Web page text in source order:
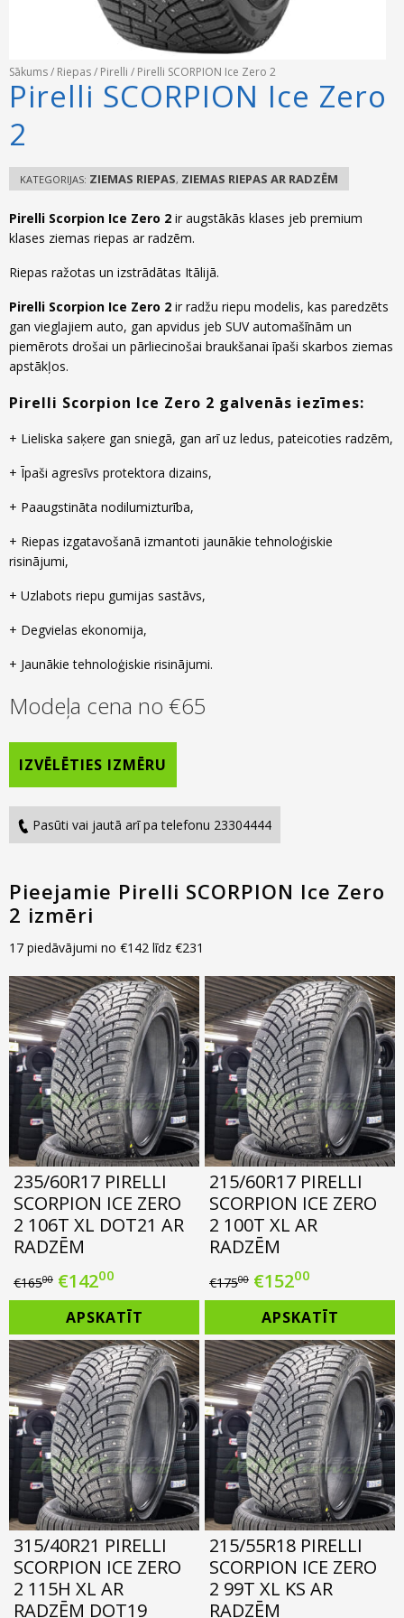
Sākums/ Riepas/ Pirelli / Pirelli SCORPION Ice Zero 2
Pirelli SCORPION Ice Zero
2
KATEGORIJAS: ZIEMAS RIEPAS, ZIEMAS RIEPAS AR RADZĒM
Pirelli Scorpion Ice Zero 2 ir augstākās klases jeb premium
klases ziemas riepas ar radzēm.
Riepas ražotas un izstrādātas Itālijā.
Pirelli Scorpion Ice Zero 2 ir radžu riepu modelis, kas paredzēts
gan vieglajiem auto, gan apvidus jeb SUV automašīnām un
piemērots drošai un pārliecinošai braukšanai īpaši skarbos ziemas
apstākļos.
Pirelli Scorpion Ice Zero 2 galvenās iezīmes:
+ Lieliska saķere gan sniegā, gan arī uz ledus, pateicoties radzēm,
+ Īpaši agresīvs protektora dizains,
+ Paaugstināta nodilumizturība,
+ Riepas izgatavošanā izmantoti jaunākie tehnoloģiskie
risinājumi,
+ Uzlabots riepu gumijas sastāvs,
+ Degvielas ekonomija,
+ Jaunākie tehnoloģiskie risinājumi.
Modeļa cena no €65
IZVĒLĒTIES IZMĒRU
Pasūti vai jautā arī pa telefonu 23304444
Pieejamie Pirelli SCORPION Ice Zero
2 izmēri
17 piedāvājumi no €142 līdz €231
235/60R17 PIRELLI
SCORPION ICE ZERO
2 106T XL DOT21 AR
RADZĒM
€16500 Original
price
was:
€165.00.
€14200
price
is:
€142.00.
APSKATĪT
215/60R17 PIRELLI
SCORPION ICE ZERO
2 100T XL AR
RADZĒM
€17500 Original
price
was:
€175.00.
€15200
price
is:
€152.00.
APSKATĪT
315/40R21 PIRELLI
SCORPION ICE ZERO
2 115H XL AR
RADZĒM DOT19
215/55R18 PIRELLI
SCORPION ICE ZERO
2 99T XL KS AR
RADZĒM